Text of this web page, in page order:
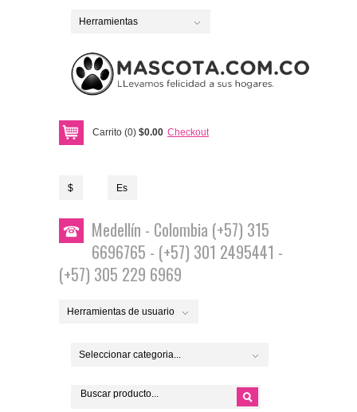
Herramientas
Carrito (0) $0.00 Checkout
$ Es
Medellín - Colombia (+57) 315
6696765 - (+57) 301 2495441 -
(+57) 305 229 6969
Herramientas de usuario
Seleccionar categoria...